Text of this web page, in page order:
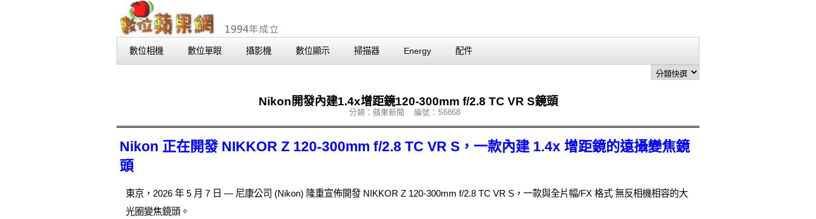
數位相機 數位單眼 攝影機 數位顯示 掃描器 Energy 配件
Nikon開發內建1.4x增距鏡120-300mm f/2.8 TC VR S鏡頭
分類：蘋果新聞 編號：S6868
Nikon 正在開發 NIKKOR Z 120-300mm f/2.8 TC VR S，一款內建 1.4x 增距鏡的遠攝變焦鏡
頭
東京，2026 年 5 月 7 日 — 尼康公司 (Nikon) 隆重宣佈開發 NIKKOR Z 120-300mm f/2.8 TC VR S，一款與全片幅/FX 格式 無反相機相容的大
光圈變焦鏡頭。